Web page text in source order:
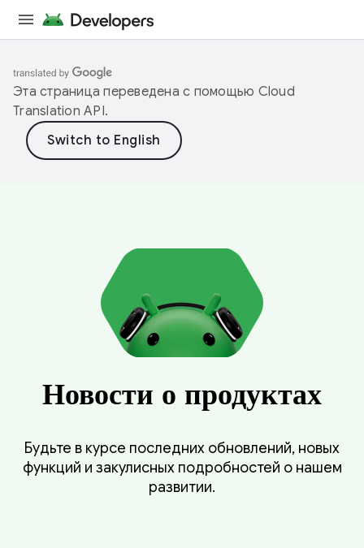
Эта страница переведена с помощью Cloud
Translation API.
Новости о продуктах
Будьте в курсе последних обновлений, новых
функций и закулисных подробностей о нашем
развитии.